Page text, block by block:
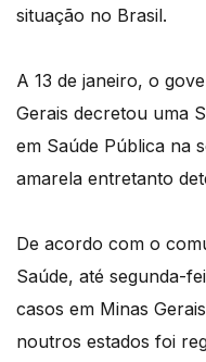
situação no Brasil.
A 13 de janeiro, o
Gerais decretou uma
em Saúde Pública na
amarela entretanto
De acordo com o
Saúde, até segunda-
casos em Minas
noutros estados foi